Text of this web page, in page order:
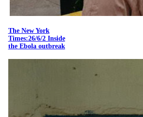
The New York
Times:26/6/2 Inside
the Ebola outbreak